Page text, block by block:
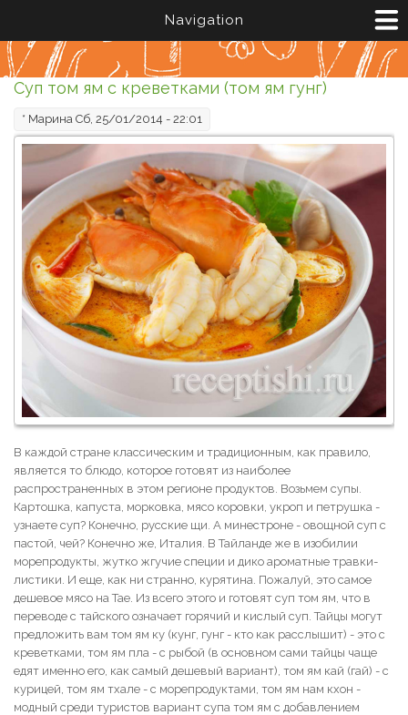
Navigation
Суп том ям с креветками (том ям гунг)
* Марина Сб, 25/01/2014 - 22:01
В каждой стране классическим и традиционным, как правило,
является то блюдо, которое готовят из наиболее
распространенных в этом регионе продуктов. Возьмем супы.
Картошка, капуста, морковка, мясо коровки, укроп и петрушка -
узнаете суп? Конечно, русские щи. А минестроне - овощной суп с
пастой, чей? Конечно же, Италия. В Тайланде же в изобилии
морепродукты, жутко жгучие специи и дико ароматные травки-
листики. И еще, как ни странно, курятина. Пожалуй, это самое
дешевое мясо на Тае. Из всего этого и готовят суп том ям, что в
переводе с тайского означает горячий и кислый суп. Тайцы могут
предложить вам том ям ку (кунг, гунг - кто как расслышит) - это с
креветками, том ям пла - с рыбой (в основном сами тайцы чаще
едят именно его, как самый дешевый вариант), том ям кай (гай) - с
курицей, том ям тхале - с морепродуктами, том ям нам кхон -
модный среди туристов вариант супа том ям с добавлением